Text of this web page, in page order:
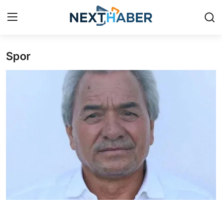
Giriş Yap
Spor